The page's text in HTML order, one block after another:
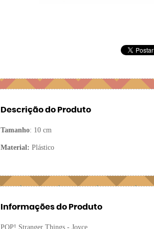
Descrição do Produto
Tamanho: 10 cm
Material: Plástico
Informações do Produto
POP! Stranger Things - Joyce